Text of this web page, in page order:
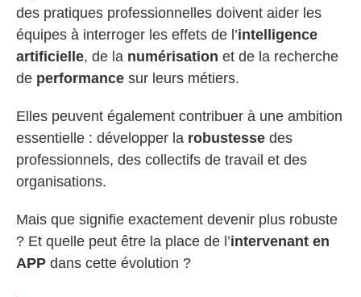
des pratiques professionnelles doivent aider les
équipes à interroger les effets de l’intelligence
artificielle, de la numérisation et de la recherche
de performance sur leurs métiers.
Elles peuvent également contribuer à une ambition
essentielle : développer la robustesse des
professionnels, des collectifs de travail et des
organisations.
Mais que signifie exactement devenir plus robuste
? Et quelle peut être la place de l’intervenant en
APP dans cette évolution ?